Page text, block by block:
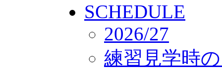
SCHEDULE
2026/27
練習見学時